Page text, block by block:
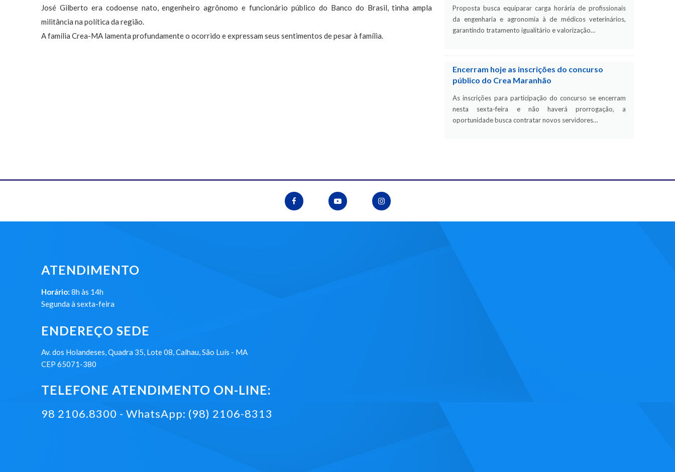
José Gilberto era codoense nato, engenheiro agrônomo e funcionário público do Banco do Brasil, tinha ampla
militância na política da região.
A família Crea-MA lamenta profundamente o ocorrido e expressam seus sentimentos de pesar à família.
Proposta busca equiparar carga horária de profissionais
da engenharia e agronomia à de médicos veterinários,
garantindo tratamento igualitário e valorização…
Encerram hoje as inscrições do concurso
público do Crea Maranhão
As inscrições para participação do concurso se encerram
nesta sexta-feira e não haverá prorrogação, a
oportunidade busca contratar novos servidores…
ATENDIMENTO
Horário: 8h às 14h
Segunda à sexta-feira
ENDEREÇO SEDE
Av. dos Holandeses, Quadra 35, Lote 08, Calhau, São Luís - MA
CEP 65071-380
TELEFONE ATENDIMENTO ON-LINE:
98 2106.8300 - WhatsApp: (98) 2106-8313